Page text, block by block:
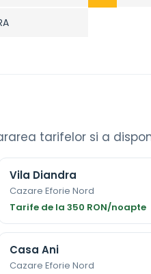
tarifelor si a
Vila Diandra
Cazare Eforie Nord
Tarife de la 350 RON/noapte
Casa Ani
Cazare Eforie Nord